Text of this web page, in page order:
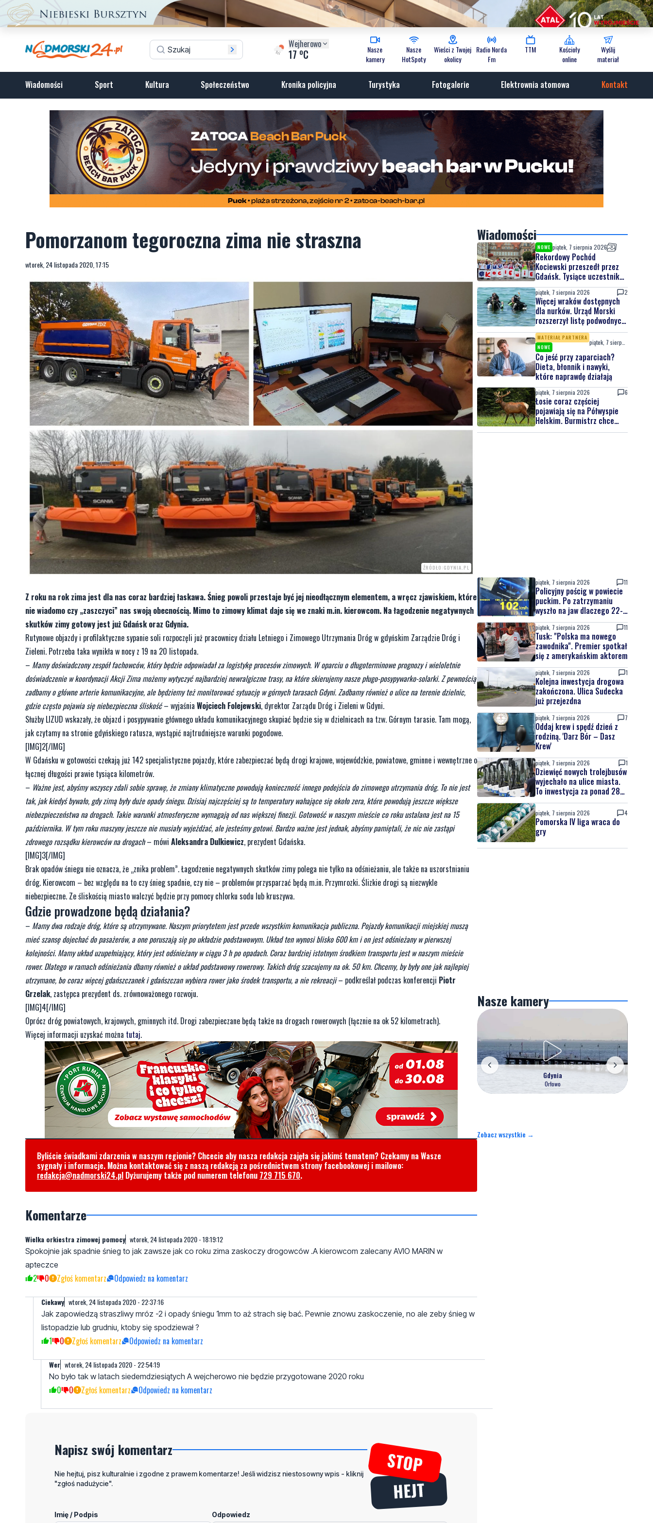
Wejherowo
17 oC
Nasze
kamery
Nasze
HotSpoty
Wieści z Twojej
okolicy
Radio Norda
Fm
TTM
Kościoły
online
Wyślij
materiał
Wiadomości Sport Kultura Społeczeństwo Kronika policyjna Turystyka Fotogalerie Elektrownia atomowa Kontakt
Pomorzanom tegoroczna zima nie straszna
wtorek, 24 listopada 2020, 17:15
ŹRÓDŁO:GDYNIA.PL
Z roku na rok zima jest dla nas coraz bardziej łaskawa. Śnieg powoli przestaje być jej nieodłącznym elementem, a wręcz zjawiskiem, które
nie wiadomo czy „zaszczyci” nas swoją obecnością. Mimo to zimowy klimat daje się we znaki m.in. kierowcom. Na łagodzenie negatywnych
skutków zimy gotowy jest już Gdańsk oraz Gdynia.
Rutynowe objazdy i profilaktyczne sypanie soli rozpoczęli już pracownicy działu Letniego i Zimowego Utrzymania Dróg w gdyńskim Zarządzie Dróg i
Zieleni. Potrzeba taka wynikła w nocy z 19 na 20 listopada.
– Mamy doświadczony zespół fachowców, który będzie odpowiadał za logistykę procesów zimowych. W oparciu o długoterminowe prognozy i wieloletnie
doświadczenie w koordynacji Akcji Zima możemy wytyczyć najbardziej newralgiczne trasy, na które skierujemy nasze pługo-posypywarko-solarki. Z pewnością
zadbamy o główne arterie komunikacyjne, ale będziemy też monitorować sytuację w górnych tarasach Gdyni. Zadbamy również o ulice na terenie dzielnic,
gdzie często pojawia się niebezpieczna śliskość– wyjaśnia Wojciech Folejewski, dyrektor Zarządu Dróg i Zieleni w Gdyni.
Służby LIZUD wskazały, że objazd i posypywanie głównego układu komunikacyjnego skupiać będzie się w dzielnicach na tzw. Górnym tarasie. Tam mogą,
jak czytamy na stronie gdyńskiego ratusza, wystąpić najtrudniejsze warunki pogodowe.
[IMG]2[/IMG]
W Gdańsku w gotowości czekają już 142 specjalistyczne pojazdy, które zabezpieczać będą drogi krajowe, wojewódzkie, powiatowe, gminne i wewnętrzne o
łącznej długości prawie tysiąca kilometrów.
– Ważne jest, abyśmy wszyscy zdali sobie sprawę, że zmiany klimatyczne powodują konieczność innego podejścia do zimowego utrzymania dróg. To nie jest
tak, jak kiedyś bywało, gdy zimą były duże opady śniegu. Dzisiaj najczęściej są to temperatury wahające się około zera, które powodują jeszcze większe
niebezpieczeństwa na drogach. Takie warunki atmosferyczne wymagają od nas większej finezji. Gotowość w naszym mieście co roku ustalana jest na 15
października. W tym roku maszyny jeszcze nie musiały wyjeżdżać, ale jesteśmy gotowi. Bardzo ważne jest jednak, abyśmy pamiętali, że nic nie zastąpi
zdrowego rozsądku kierowców na drogach– mówi Aleksandra Dulkiewicz, prezydent Gdańska.
[IMG]3[/IMG]
Brak opadów śniegu nie oznacza, że „znika problem”. Łagodzenie negatywnych skutków zimy polega nie tylko na odśnieżaniu, ale także na uszorstnianiu
dróg. Kierowcom – bez względu na to czy śnieg spadnie, czy nie – problemów przysparzać będą m.in. Przymrozki. Ślizkie drogi są niezwykle
niebezpieczne. Ze śliskością miasto walczyć będzie przy pomocy chlorku sodu lub kruszywa.
Gdzie prowadzone będą działania?
– Mamy dwa rodzaje dróg, które są utrzymywane. Naszym priorytetem jest przede wszystkim komunikacja publiczna. Pojazdy komunikacji miejskiej muszą
mieć szansę dojechać do pasażerów, a one poruszają się po układzie podstawowym. Układ ten wynosi blisko 600 km i on jest odśnieżany w pierwszej
kolejności. Mamy układ uzupełniający, który jest odśnieżany w ciągu 3 h po opadach. Coraz bardziej istotnym środkiem transportu jest w naszym mieście
rower. Dlatego w ramach odśnieżania dbamy również o układ podstawowy rowerowy. Takich dróg szacujemy na ok. 50 km. Chcemy, by były one jak najlepiej
utrzymane, bo coraz więcej gdańszczanek i gdańszczan wybiera rower jako środek transportu, a nie rekreacji– podkreślał podczas konferencji Piotr
Grzelak, zastępca prezydent ds. zrównoważonego rozwoju.
[IMG]4[/IMG]
Oprócz dróg powiatowych, krajowych, gminnych itd. Drogi zabezpieczane będą także na drogach rowerowych (łącznie na ok 52 kilometrach).
Więcej informacji uzyskać można tutaj.
Byliście świadkami zdarzenia w naszym regionie? Chcecie aby nasza redakcja zajęła się jakimś tematem? Czekamy na Wasze
sygnały i informacje. Można kontaktować się z naszą redakcją za pośrednictwem strony facebookowej i mailowo:
redakcja@nadmorski24.pl Dyżurujemy także pod numerem telefonu 729 715 670.
Komentarze
Wielka orkiestra zimowej pomocy wtorek, 24 listopada 2020 - 18:19:12
Spokojnie jak spadnie śnieg to jak zawsze jak co roku zima zaskoczy drogowców .A kierowcom zalecany AVIO MARIN w
apteczce
2 0 Zgłoś komentarz Odpowiedz na komentarz
Ciekawy wtorek, 24 listopada 2020 - 22:37:16
Jak zapowiedzą straszliwy mróz -2 i opady śniegu 1mm to aż strach się bać. Pewnie znowu zaskoczenie, no ale zeby śnieg w
listopadzie lub grudniu, ktoby się spodziewał ?
1 0 Zgłoś komentarz Odpowiedz na komentarz
Wer wtorek, 24 listopada 2020 - 22:54:19
No było tak w latach siedemdziesiątych A wejcherowo nie będzie przygotowane 2020 roku
0 0 Zgłoś komentarz Odpowiedz na komentarz
Napisz swój komentarz
Nie hejtuj, pisz kulturalnie i zgodne z prawem komentarze! Jeśli widzisz niestosowny wpis - kliknij
"zgłoś nadużycie".
Imię / Podpis Odpowiedz
Wiadomości
NOWE piątek, 7 sierpnia 2026
Rekordowy Pochód
Kociewski przeszedł przez
Gdańsk. Tysiące uczestników
na jubileuszowej edycji
piątek, 7 sierpnia 2026 2
Więcej wraków dostępnych
dla nurków. Urząd Morski
rozszerzył listę podwodnych
atrakcji
MATERIAŁ PARTNERA
NOWE
Co jeść przy zaparciach?
Dieta, błonnik i nawyki,
które naprawdę działają
piątek, 7 sierpnia 2026 6
Łosie coraz częściej
pojawiają się na Półwyspie
Helskim. Burmistrz chce
nowych znaków drogowych
piątek, 7 sierpnia 2026 11
Policyjny pościg w powiecie
puckim. Po zatrzymaniu
wyszło na jaw dlaczego 22-
latek uciekał
piątek, 7 sierpnia 2026 11
Tusk: "Polska ma nowego
zawodnika". Premier spotkał
się z amerykańskim aktorem
piątek, 7 sierpnia 2026 1
Kolejna inwestycja drogowa
zakończona. Ulica Sudecka
już przejezdna
piątek, 7 sierpnia 2026 7
Oddaj krew i spędź dzień z
rodziną. 'Darz Bór – Dasz
Krew'
piątek, 7 sierpnia 2026 1
Dziewięć nowych trolejbusów
wyjechało na ulice miasta.
To inwestycja za ponad 28
mln zł
piątek, 7 sierpnia 2026 4
Pomorska IV liga wraca do
gry
Nasze kamery
Gdynia
Orłowo
Zobacz wszystkie →